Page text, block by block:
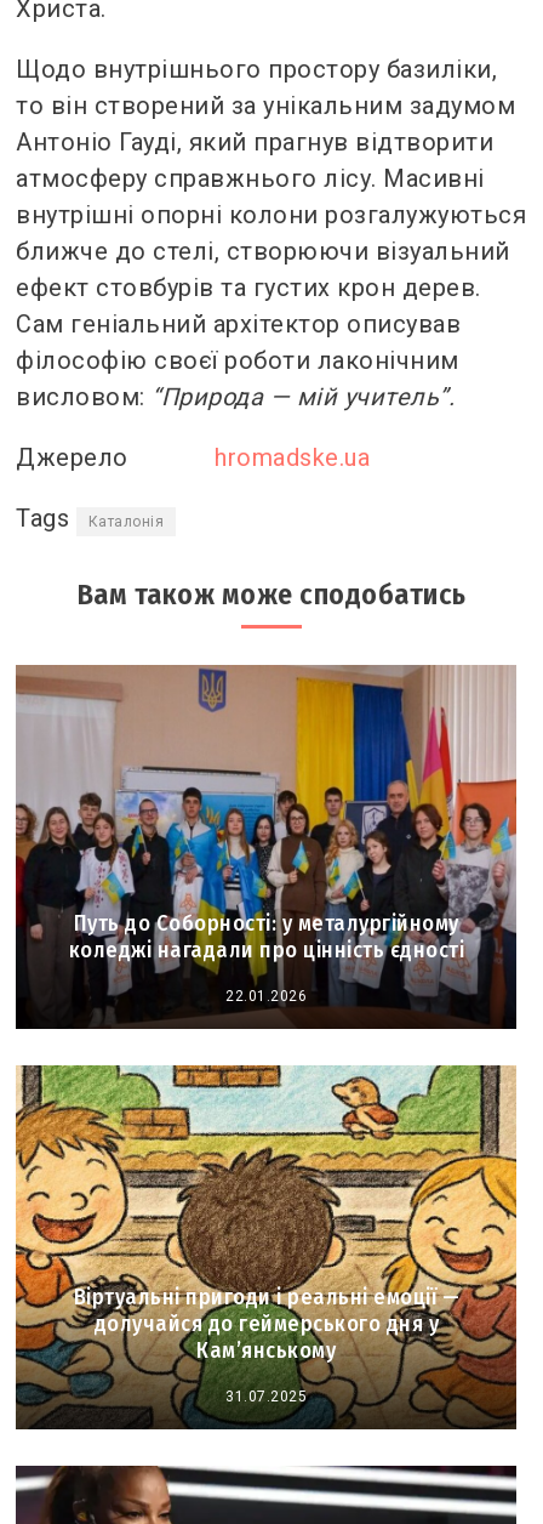
Христа.
Щодо внутрішнього простору базиліки,
то він створений за унікальним задумом
Антоніо Гауді, який прагнув відтворити
атмосферу справжнього лісу. Масивні
внутрішні опорні колони розгалужуються
ближче до стелі, створюючи візуальний
ефект стовбурів та густих крон дерев.
Сам геніальний архітектор описував
філософію своєї роботи лаконічним
висловом: “Природа — мій учитель”.
Джерело hromadske.ua
Tags Каталонія
Вам також може сподобатись
Путь до Соборності: у металургійному
коледжі нагадали про цінність єдності
22.01.2026
Віртуальні пригоди і реальні емоції —
долучайся до геймерського дня у
Кам’янському
31.07.2025